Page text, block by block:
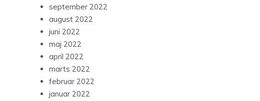
september 2022
august 2022
juni 2022
maj 2022
april 2022
marts 2022
februar 2022
januar 2022